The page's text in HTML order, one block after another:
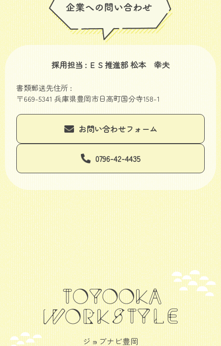
採用担当 : ＥＳ推進部 松本 幸夫
書類郵送先住所 :
〒669-5341 兵庫県豊岡市日高町国分寺158-1
お問い合わせフォーム
0796-42-4435
ジョブナビ豊岡